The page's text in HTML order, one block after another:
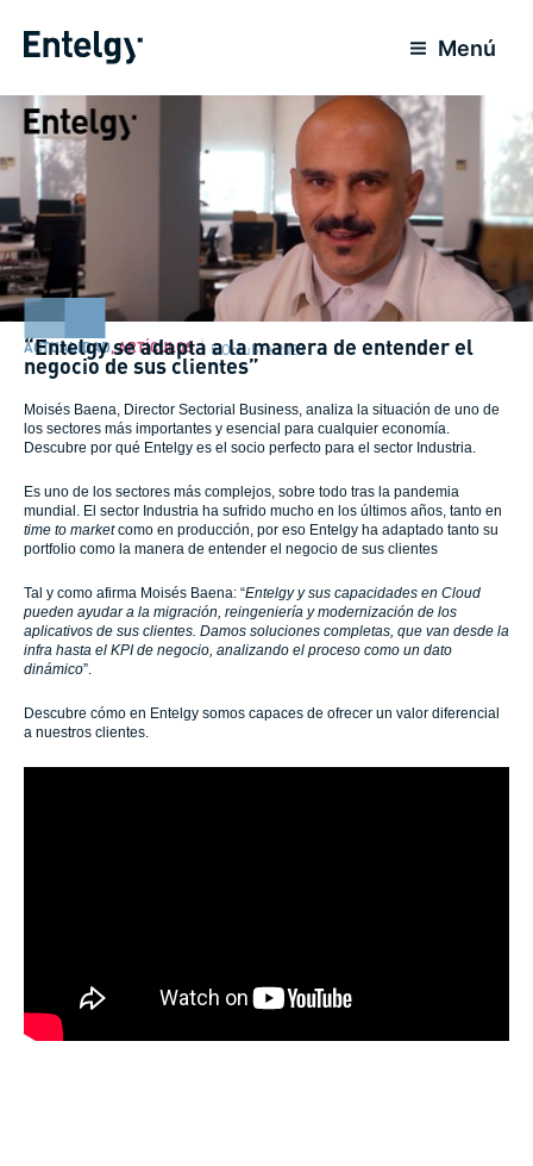
Menú
ACTUALIDAD ,ARTÍCULOS 5 Octubre 2023
“Entelgy se adapta a la manera de entender el
negocio de sus clientes”
Moisés Baena, Director Sectorial Business, analiza la situación de uno de
los sectores más importantes y esencial para cualquier economía.
Descubre por qué Entelgy es el socio perfecto para el sector Industria.
Es uno de los sectores más complejos, sobre todo tras la pandemia
mundial. El sector Industria ha sufrido mucho en los últimos años, tanto en
time to marketcomo en producción, por eso Entelgy ha adaptado tanto su
portfolio como la manera de entender el negocio de sus clientes
Tal y como afirma Moisés Baena: “Entelgy y sus capacidades en Cloud
pueden ayudar a la migración, reingeniería y modernización de los
aplicativos de sus clientes. Damos soluciones completas, que van desde la
infra hasta el KPI de negocio, analizando el proceso como un dato
dinámico”.
Descubre cómo en Entelgy somos capaces de ofrecer un valor diferencial
a nuestros clientes.